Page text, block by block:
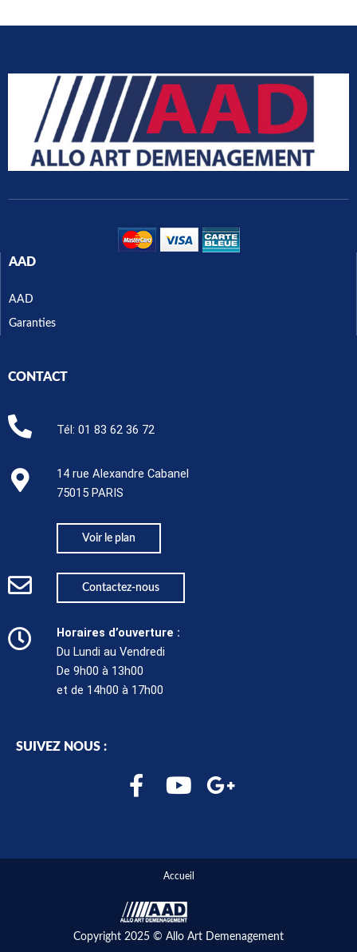
AAD
AAD
Garanties
CONTACT
Tél:01 83 62 36 72
14 rue Alexandre Cabanel
75015 PARIS​
Voir le plan
Contactez-nous
Horaires d’ouverture :
Du Lundi au Vendredi
De 9h00 à 13h00
et de 14h00 à 17h00
SUIVEZ NOUS :
F
e
o
o
k
Y
t
u
b
e
G
g
p
Copyright 2025 © Allo Art Demenagement
Accueil